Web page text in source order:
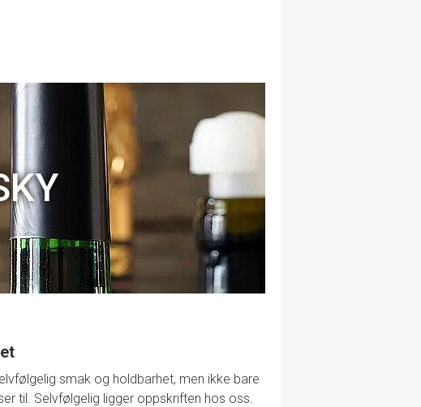
smak og holdbarhet, men ikke bare
til. Selvfølgelig ligger oppskriften hos oss.